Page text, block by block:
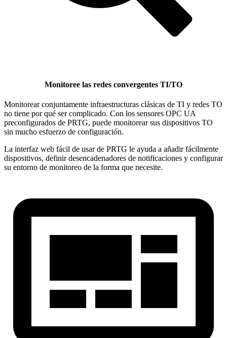
Monitoree las redes convergentes TI/TO
Monitorear conjuntamente infraestructuras clásicas de TI y redes TO
no tiene por qué ser complicado. Con los sensores OPC UA
preconfigurados de PRTG, puede monitorear sus dispositivos TO
sin mucho esfuerzo de configuración.
La interfaz web fácil de usar de PRTG le ayuda a añadir fácilmente
dispositivos, definir desencadenadores de notificaciones y configurar
su entorno de monitoreo de la forma que necesite.